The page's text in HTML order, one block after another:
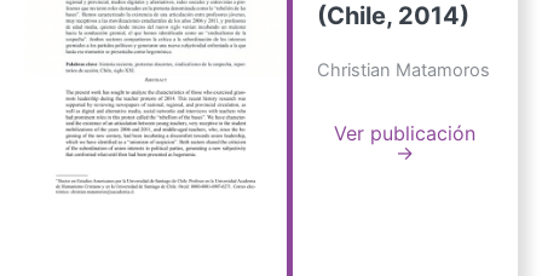
(Chile, 2014)
Christian Matamoros
Ver publicación
→